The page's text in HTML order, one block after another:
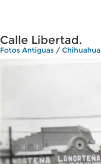
Calle Libertad.
Fotos Antiguas / Chihuahua